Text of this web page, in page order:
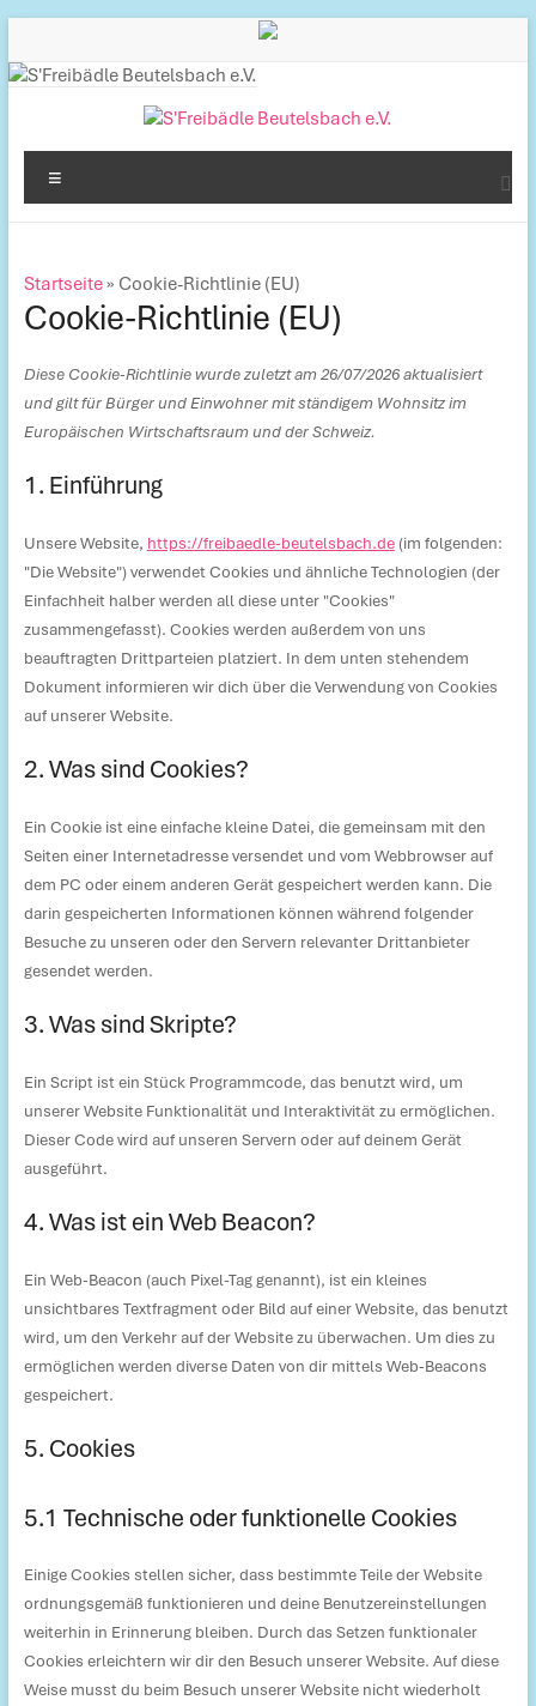
Inhalt
springen
S'Freibädle
Beutelsbach
Betreiber
des
in
Beutelsbach
Startseite» Cookie-Richtlinie (EU)
Cookie-Richtlinie (EU)
Diese Cookie-Richtlinie wurde zuletzt am 26/07/2026 aktualisiert
und gilt für Bürger und Einwohner mit ständigem Wohnsitz im
Europäischen Wirtschaftsraum und der Schweiz.
1. Einführung
Unsere Website, https://freibaedle-beutelsbach.de(im folgenden:
"Die Website") verwendet Cookies und ähnliche Technologien (der
Einfachheit halber werden all diese unter "Cookies"
zusammengefasst). Cookies werden außerdem von uns
beauftragten Drittparteien platziert. In dem unten stehendem
Dokument informieren wir dich über die Verwendung von Cookies
auf unserer Website.
2. Was sind Cookies?
Ein Cookie ist eine einfache kleine Datei, die gemeinsam mit den
Seiten einer Internetadresse versendet und vom Webbrowser auf
dem PC oder einem anderen Gerät gespeichert werden kann. Die
darin gespeicherten Informationen können während folgender
Besuche zu unseren oder den Servern relevanter Drittanbieter
gesendet werden.
3. Was sind Skripte?
Ein Script ist ein Stück Programmcode, das benutzt wird, um
unserer Website Funktionalität und Interaktivität zu ermöglichen.
Dieser Code wird auf unseren Servern oder auf deinem Gerät
ausgeführt.
4. Was ist ein Web Beacon?
Ein Web-Beacon (auch Pixel-Tag genannt), ist ein kleines
unsichtbares Textfragment oder Bild auf einer Website, das benutzt
wird, um den Verkehr auf der Website zu überwachen. Um dies zu
ermöglichen werden diverse Daten von dir mittels Web-Beacons
gespeichert.
5. Cookies
5.1 Technische oder funktionelle Cookies
Einige Cookies stellen sicher, dass bestimmte Teile der Website
ordnungsgemäß funktionieren und deine Benutzereinstellungen
weiterhin in Erinnerung bleiben. Durch das Setzen funktionaler
Cookies erleichtern wir dir den Besuch unserer Website. Auf diese
Weise musst du beim Besuch unserer Website nicht wiederholt